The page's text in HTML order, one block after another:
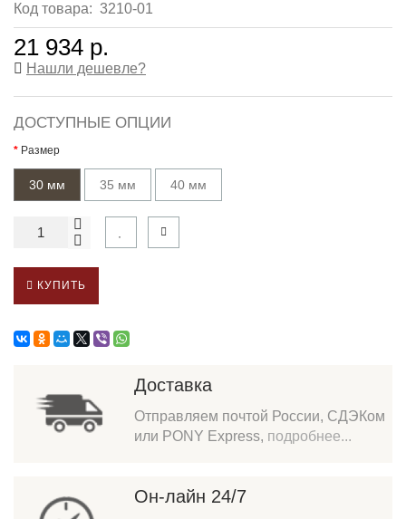
Код товара: 3210-01
21 934 р.
Нашли дешевле?
ДОСТУПНЫЕ ОПЦИИ
Размер
30 мм 35 мм 40 мм
КУПИТЬ
Доставка
Отправляем почтой России, СДЭКом
или PONY Express, подробнее...
Он-лайн 24/7